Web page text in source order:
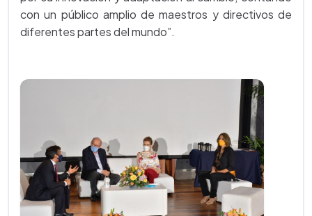
con un público amplio de maestros y directivos de
diferentes partes del mundo”.